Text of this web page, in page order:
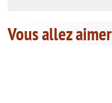
Vous allez aimer